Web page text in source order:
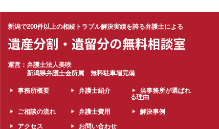
新潟で200件以上の相続トラブル解決実績を誇る弁護士による
遺産分割・遺留分の無料相談室
運営：弁護士法人美咲
新潟県弁護士会所属 無料駐車場完備
事務所概要 弁護士紹介
当事務所が選ばれ
る理由
ご相談の流れ
弁護士費用
解決事例
アクセス
お問い合わせ